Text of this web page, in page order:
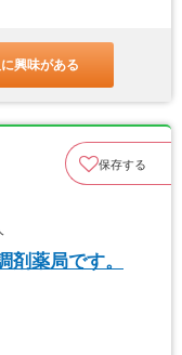
興味がある
保存する
剤薬局です。